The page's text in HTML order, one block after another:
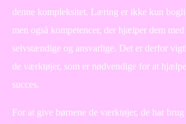
denne kompleksitet. Læring er ikke kun
men også kompetencer, der hjælper dem
selvstændige og ansvarlige. Det er derfor
de værktøjer, som er nødvendige for at
succes.
For at give børnene de værktøjer, de har